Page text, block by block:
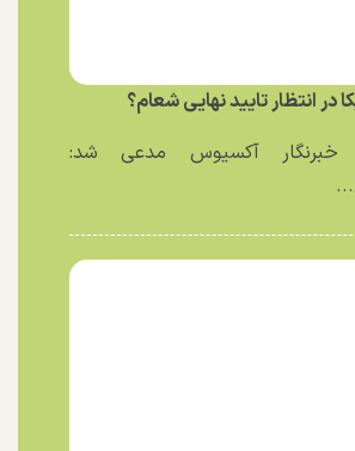
در انتظار تایید نهایی شعام؟
خبرنگار آکسیوس مدعی شد: